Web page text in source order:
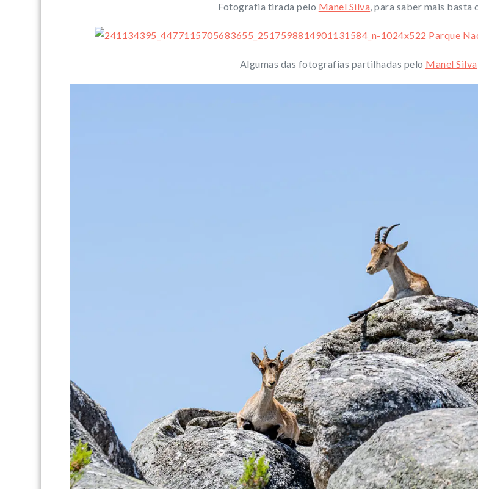
Fotografia tirada pelo Manel Silva, para saber mais basta
Algumas das fotografias partilhadas pelo Manel Silva